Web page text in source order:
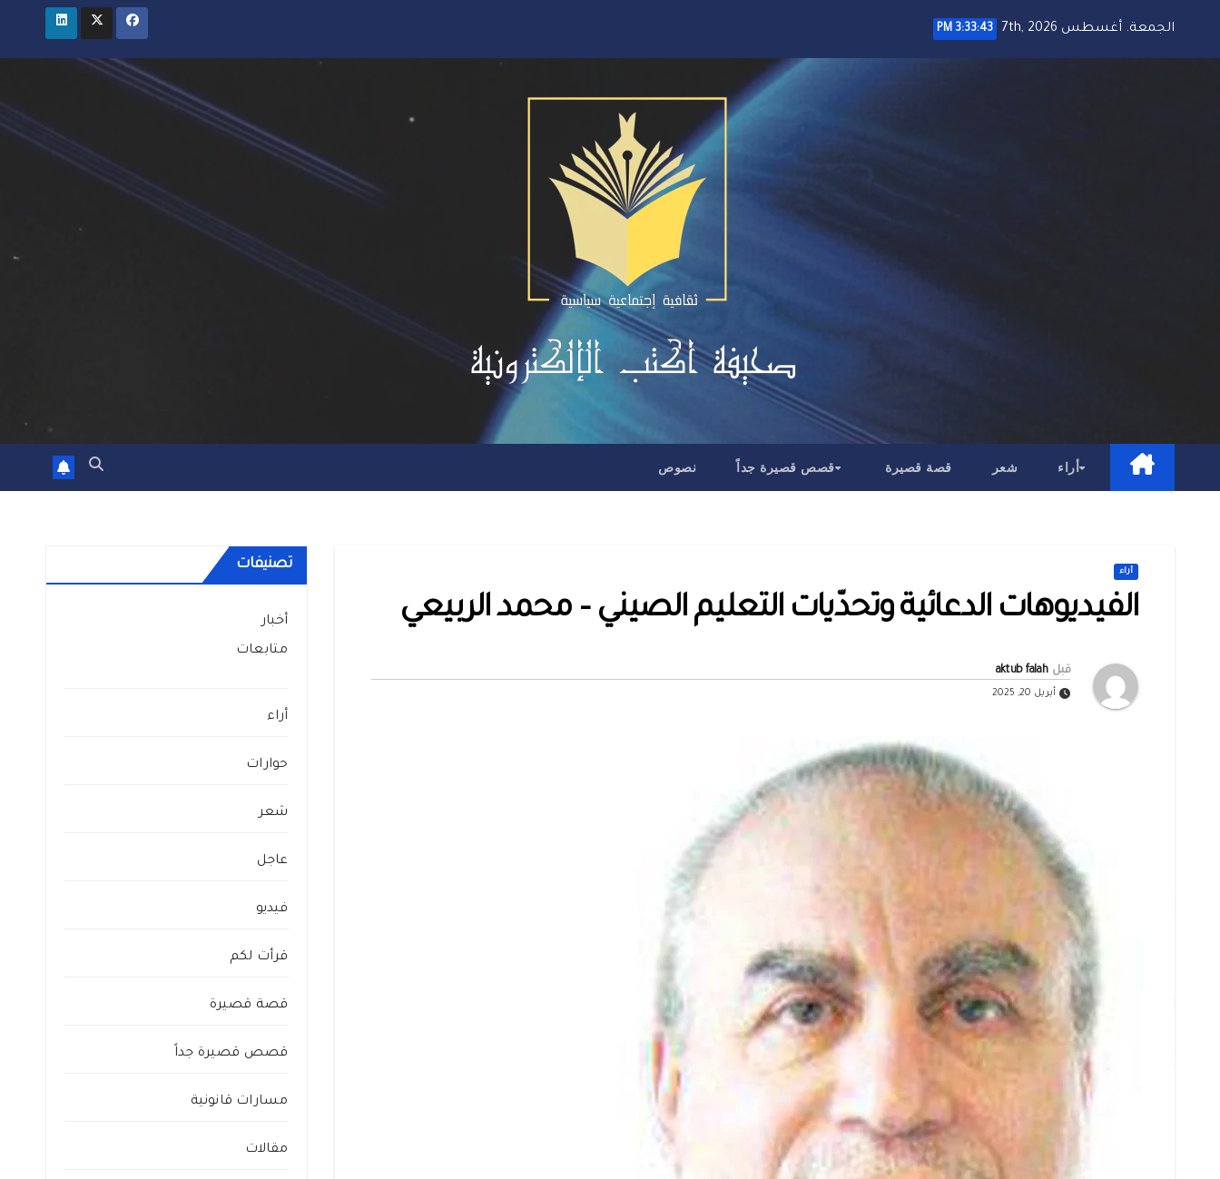
الجمعة. أغسطس 7th, 2026 3:33:44 PM
أراء شعر قصة قصيرة قصص قصيرة جداً نصوص
أراء
الفيديوهات الدعائية وتحدّيات التعليم الصيني – محمد الربيعي
قبل aktub falah
أبريل 20, 2025
تصنيفات
أخبار
متابعات
أراء
حوارات
شعر
عاجل
فيديو
قرأت لكم
قصة قصيرة
قصص قصيرة جداً
مسارات قانونية
مقالات